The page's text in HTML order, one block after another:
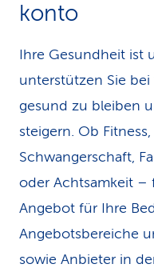
konto
Ihre Gesundheit ist
unterstützen Sie
gesund zu bleiben
steigern. Ob
Schwangerschaft,
oder Achtsamkeit –
Angebot für Ihre
Angebotsbereiche
sowie Anbieter in